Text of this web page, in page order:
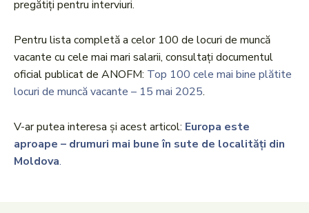
pregătiți pentru interviuri.
Pentru lista completă a celor 100 de locuri de muncă
vacante cu cele mai mari salarii, consultați documentul
oficial publicat de ANOFM: Top 100 cele mai bine plătite
locuri de muncă vacante – 15 mai 2025.
V-ar putea interesa și acest articol: Europa este
aproape – drumuri mai bune în sute de localități din
Moldova.